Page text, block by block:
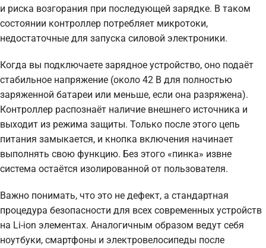
и риска возгорания при последующей зарядке. В таком
состоянии контроллер потребляет микротоки,
недостаточные для запуска силовой электроники.
Когда вы подключаете зарядное устройство, оно подаёт
стабильное напряжение (около 42 В для полностью
заряженной батареи или меньше, если она разряжена).
Контроллер распознаёт наличие внешнего источника и
выходит из режима защиты. Только после этого цепь
питания замыкается, и кнопка включения начинает
выполнять свою функцию. Без этого «пинка» извне
система остаётся изолированной от пользователя.
Важно понимать, что это не дефект, а стандартная
процедура безопасности для всех современных устройств
на Li-ion элементах. Аналогичным образом ведут себя
ноутбуки, смартфоны и электровелосипеды после